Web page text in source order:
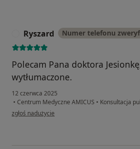
Ryszard Numer telefonu
Polecam Pana doktora
wytłumaczone.
12 czerwca 2025
• Centrum Medyczne AMICUS • Konsultacja
w opinii użytkownika Ryszard
zgłoś nadużycie